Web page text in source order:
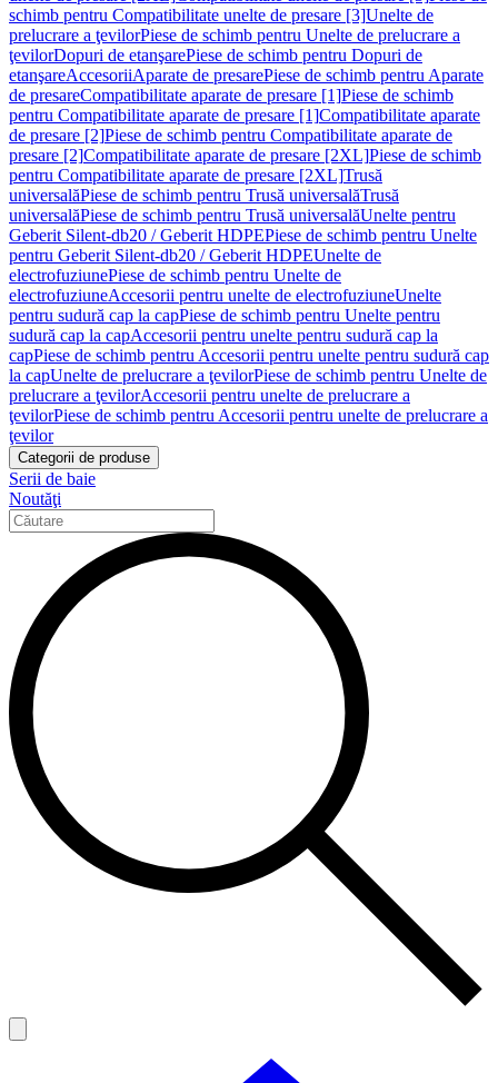
schimb pentru Compatibilitate unelte de presare [3]Unelte de
prelucrare a ţevilorPiese de schimb pentru Unelte de prelucrare a
ţevilorDopuri de etanşarePiese de schimb pentru Dopuri de
etanşareAccesoriiAparate de presarePiese de schimb pentru Aparate
de presareCompatibilitate aparate de presare [1]Piese de schimb
pentru Compatibilitate aparate de presare [1]Compatibilitate aparate
de presare [2]Piese de schimb pentru Compatibilitate aparate de
presare [2]Compatibilitate aparate de presare [2XL]Piese de schimb
pentru Compatibilitate aparate de presare [2XL]Trusă
universalăPiese de schimb pentru Trusă universalăTrusă
universalăPiese de schimb pentru Trusă universalăUnelte pentru
Geberit Silent-db20 / Geberit HDPEPiese de schimb pentru Unelte
pentru Geberit Silent-db20 / Geberit HDPEUnelte de
electrofuziunePiese de schimb pentru Unelte de
electrofuziuneAccesorii pentru unelte de electrofuziuneUnelte
pentru sudură cap la capPiese de schimb pentru Unelte pentru
sudură cap la capAccesorii pentru unelte pentru sudură cap la
capPiese de schimb pentru Accesorii pentru unelte pentru sudură cap
la capUnelte de prelucrare a ţevilorPiese de schimb pentru Unelte de
prelucrare a ţevilorAccesorii pentru unelte de prelucrare a
ţevilorPiese de schimb pentru Accesorii pentru unelte de prelucrare a
ţevilor
Categorii de produse
Serii de baie
Noutăţi